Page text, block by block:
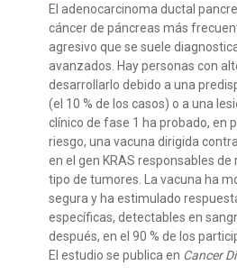
El adenocarcinoma ductal
cáncer de páncreas más
agresivo que se suele
avanzados. Hay personas con
desarrollarlo debido a una
(el 10 % de los casos) o a una
clínico de fase 1 ha probado, en
riesgo, una vacuna dirigida
en el gen KRAS responsables de
tipo de tumores. La vacuna ha
segura y ha estimulado
específicas, detectables en
después, en el 90 % de los
El estudio se publica en Cancer